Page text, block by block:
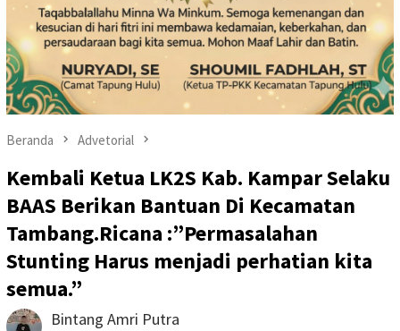
Beranda Advetorial
Kembali Ketua LK2S Kab. Kampar Selaku
BAAS Berikan Bantuan Di Kecamatan
Tambang.Ricana :”Permasalahan
Stunting Harus menjadi perhatian kita
semua.”
Bintang Amri Putra